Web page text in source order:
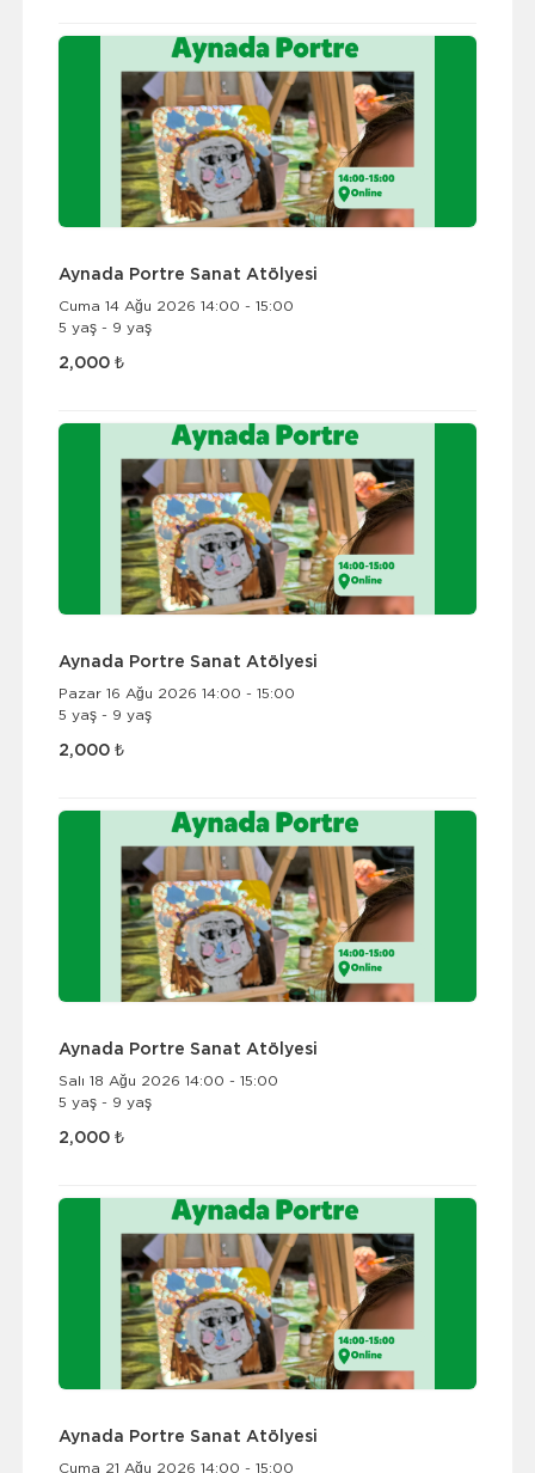
Aynada Portre Sanat Atölyesi
Cuma 14 Ağu 2026 14:00 - 15:00
5 yaş - 9 yaş
2,000 ₺
Aynada Portre Sanat Atölyesi
Pazar 16 Ağu 2026 14:00 - 15:00
5 yaş - 9 yaş
2,000 ₺
Aynada Portre Sanat Atölyesi
Salı 18 Ağu 2026 14:00 - 15:00
5 yaş - 9 yaş
2,000 ₺
Aynada Portre Sanat Atölyesi
Cuma 21 Ağu 2026 14:00 - 15:00